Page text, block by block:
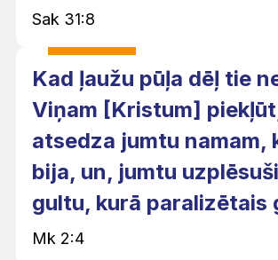
Sak 31:8
Kad ļaužu pūļa dēļ tie
Viņam [Kristum]
atsedza jumtu namam,
bija, un, jumtu
gultu, kurā paralizētais
Mk 2:4